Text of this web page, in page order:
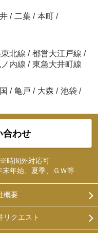
/ 二葉 / 本町 /
北線 / 都営大江戸線 /
内線 / 東急大井町線
/ 亀戸 / 大森 / 池袋 /
合わせ
時間外対応可
年始、夏季、ＧＷ等
概要
リクエスト